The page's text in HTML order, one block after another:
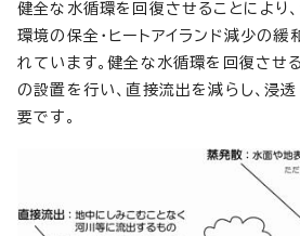
健全な水循環を回復させることにより
環境の保全・ヒートアイランド減少の
れています。健全な水循環を回復させ
の設置を行い、直接流出を減らし、浸
要です。